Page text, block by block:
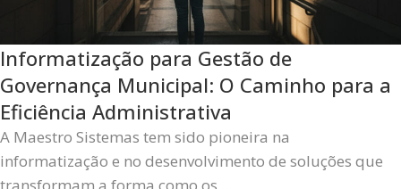
Informatização para Gestão de
Governança Municipal: O Caminho para a
Eficiência Administrativa
A Maestro Sistemas tem sido pioneira na
informatização e no desenvolvimento de soluções que
transformam a forma como os ...